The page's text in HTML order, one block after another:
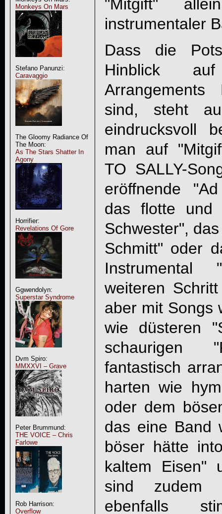
Monkeys On Mars
Stefano Panunzi:
Caravaggio
The Gloomy Radiance Of
The Moon:
As The Stars Shatter In
Agony
Horrifier:
Revelations Of Gore
Ggwendolyn:
Superstar Syndrome
Dvm Spiro:
MMXXVI – Grave
Peter Brummund:
THE VOICE – Chris
Farlowe
Rob Harrison:
Overflow
"Mitgift"
instrumentaler
Dass die
Hinblick
sind, steht
eindrucksvoll
man auf
TO SALLY-
eröffnende
das flotte und
Schwester",
Schmitt" oder
Instrumental
weiteren
aber mit Songs
wie düsteren
schaurigen
fantastisch
harten wie
oder dem
das eine Band
böser hätte
kaltem Eisen"
sind zudem
ebenfalls